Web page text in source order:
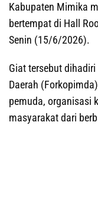
Kabupaten Mimika
bertempat di Hall
Senin (15/6/2026).
Giat tersebut
Daerah
pemuda, organisasi
masyarakat dari